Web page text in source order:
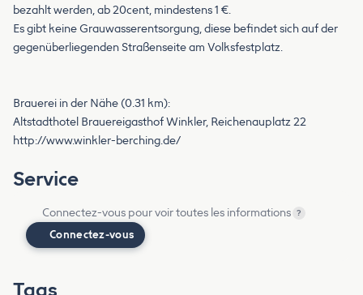
bezahlt werden, ab 20cent, mindestens 1 €.
Es gibt keine Grauwasserentsorgung, diese befindet sich auf der
gegenüberliegenden Straßenseite am Volksfestplatz.
Brauerei in der Nähe (0.31 km):
Altstadthotel Brauereigasthof Winkler, Reichenauplatz 22
http://www.winkler-berching.de/
Service
Connectez-vous pour voir toutes les informations ?
Connectez-vous
Tags